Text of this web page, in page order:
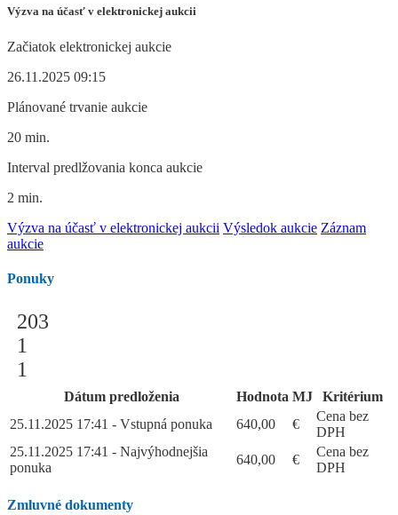
Výzva na účasť v elektronickej aukcii
Začiatok elektronickej aukcie
26.11.2025 09:15
Plánované trvanie aukcie
20 min.
Interval predlžovania konca aukcie
2 min.
Výzva na účasť v elektronickej aukcii Výsledok aukcie Záznam
aukcie
Ponuky
203
1
1
Dátum predloženia Hodnota MJ
Kritérium
25.11.2025 17:41 - Vstupná ponuka
640,00 €
Cena bez
DPH
25.11.2025 17:41 - Najvýhodnejšia
ponuka
640,00 €
Cena bez
DPH
Zmluvné dokumenty